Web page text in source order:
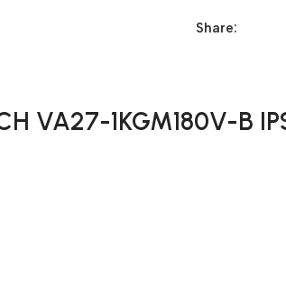
Share:
VA27-1KGM180V-B